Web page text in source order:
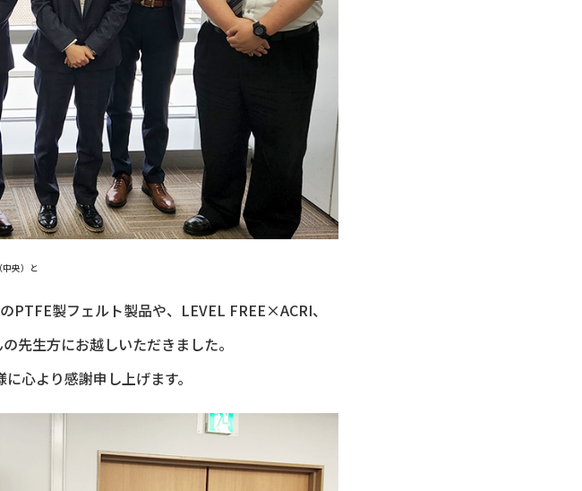
央）と
製フェルト製品や、LEVEL FREE×ACRI、
先生方にお越しいただきました。
心より感謝申し上げます。